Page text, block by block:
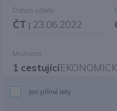
Datum odletu
ČT | 23.06.2022
Možnosti
1 cestující
Jen přímé lety